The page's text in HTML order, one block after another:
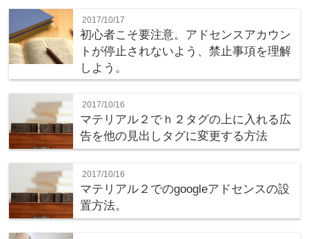
2017/10/17
初心者こそ要注意。アドセンスアカウン
トが停止されないよう、禁止事項を理解
しよう。
2017/10/16
マテリアル２でｈ２タグの上に入れる広
告を他の見出しタグに変更する方法
2017/10/16
マテリアル２でのgoogleアドセンスの設
置方法。